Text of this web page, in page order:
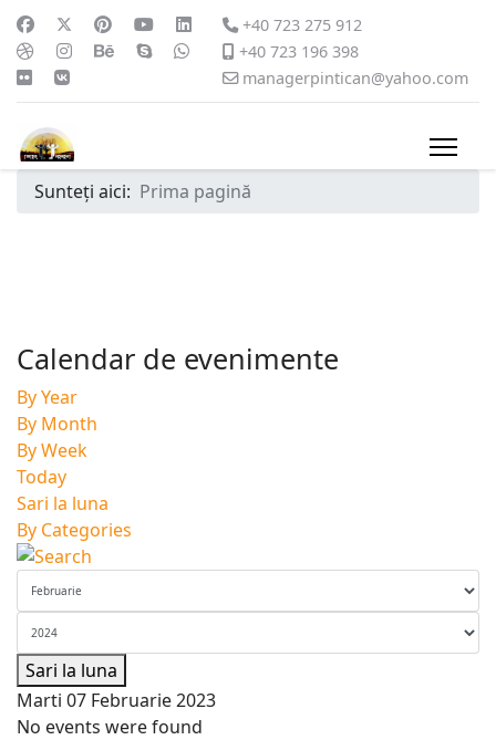
+40 723 275 912
+40 723 196 398
managerpintican@yahoo.com
Sunteți aici: Prima pagină
Calendar de evenimente
By Year
By Month
By Week
Today
Sari la luna
By Categories
Sari la luna
Marti 07 Februarie 2023
No events were found